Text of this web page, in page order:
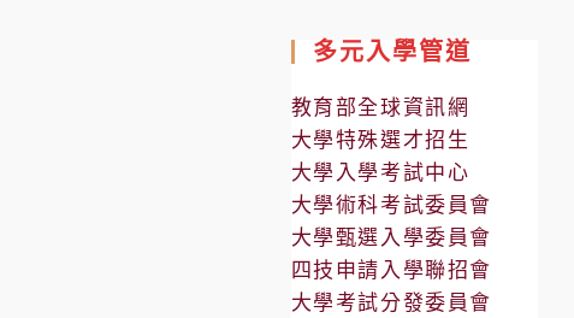
多元入學管道
教育部全球資訊網
大學特殊選才招生
大學入學考試中心
大學術科考試委員會
大學甄選入學委員會
四技申請入學聯招會
大學考試分發委員會